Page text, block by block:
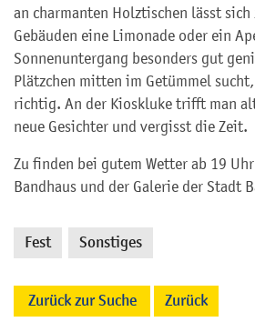
an charmanten Holztischen lässt
Gebäuden eine Limonade oder ein
Sonnenuntergang besonders gut
Plätzchen mitten im Getümmel
richtig. An der Kioskluke trifft man
neue Gesichter und vergisst die Zeit.
Zu finden bei gutem Wetter ab 19
Bandhaus und der Galerie der Stadt
Fest Sonstiges
Zurück zur Suche Zurück